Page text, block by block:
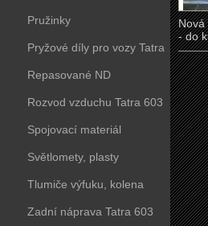
Tatra 603
Pružinky
Pryžové díly pro vozy Tatra
603
Repasované ND
Rozvod vzduchu Tatra 603
Spojovací materiál
Světlomety, plasty
Tlumiče výfuku, kolena
Zadní náprava Tatra 603
Nová
- do